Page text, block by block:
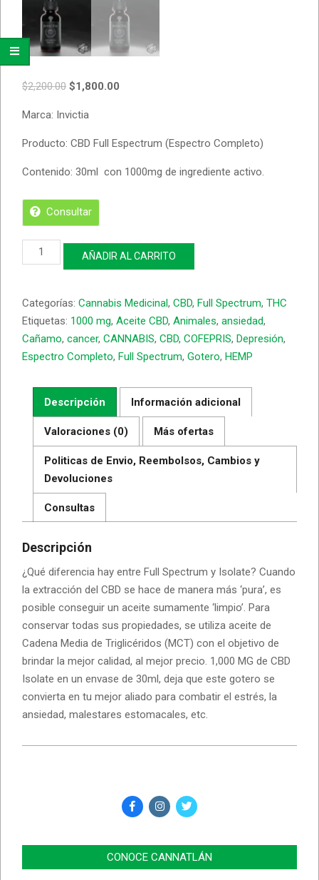
$2,200.00 $1,800.00
Marca: Invictia
Producto: CBD Full Espectrum (Espectro Completo)
Contenido: 30ml con 1000mg de ingrediente activo.
Consultar
Gotero
Invictia
(1000
MG)
cantidad
AÑADIR AL CARRITO
Categorías: Cannabis Medicinal, CBD, Full Spectrum, THC
Etiquetas: 1000 mg, Aceite CBD, Animales, ansiedad,
Cañamo, cancer, CANNABIS, CBD, COFEPRIS, Depresión,
Espectro Completo, Full Spectrum, Gotero, HEMP
Descripción Información adicional
Valoraciones (0) Más ofertas
Politicas de Envio, Reembolsos, Cambios y
Devoluciones
Consultas
Descripción
¿Qué diferencia hay entre Full Spectrum y Isolate? Cuando
la extracción del CBD se hace de manera más ‘pura’, es
posible conseguir un aceite sumamente ‘limpio’. Para
conservar todas sus propiedades, se utiliza aceite de
Cadena Media de Triglicéridos (MCT) con el objetivo de
brindar la mejor calidad, al mejor precio. 1,000 MG de CBD
Isolate en un envase de 30ml, deja que este gotero se
convierta en tu mejor aliado para combatir el estrés, la
ansiedad, malestares estomacales, etc.
CONOCE CANNATLÁN